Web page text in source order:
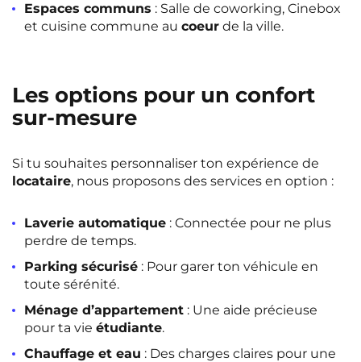
Espaces communs : Salle de coworking, Cinebox
et cuisine commune au coeur de la ville.
Les options pour un confort
sur-mesure
Si tu souhaites personnaliser ton expérience de
locataire, nous proposons des services en option :
Laverie automatique : Connectée pour ne plus
perdre de temps.
Parking sécurisé : Pour garer ton véhicule en
toute sérénité.
Ménage d’appartement : Une aide précieuse
pour ta vie étudiante.
Chauffage et eau : Des charges claires pour une